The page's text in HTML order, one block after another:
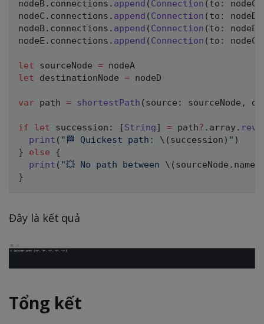
nodeB. connections . append ( Connection ( to : nodeC
nodeC . connections . append ( Connection ( to : nodeD
nodeB. connections . append ( Connection ( to : nodeE
nodeE . connections . append ( Connection ( to : nodeC
let sourceNode =
let destinationNode = nodeD
var path = shortestPath ( source : sourceNode ,
if let succession : [String] = path? . array.
print ( "🏁 Quickest path: \( succession ) " )
}
else
{
print ( "💥 No path between \( sourceNode . name
}
Đây là kết quả
Tổng kết